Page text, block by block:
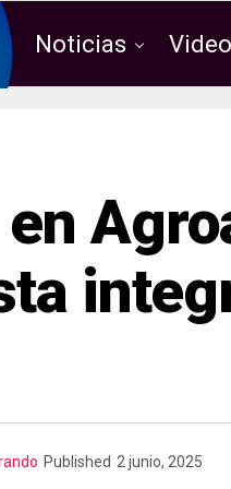
Noticias
en
Published 2 junio, 2025